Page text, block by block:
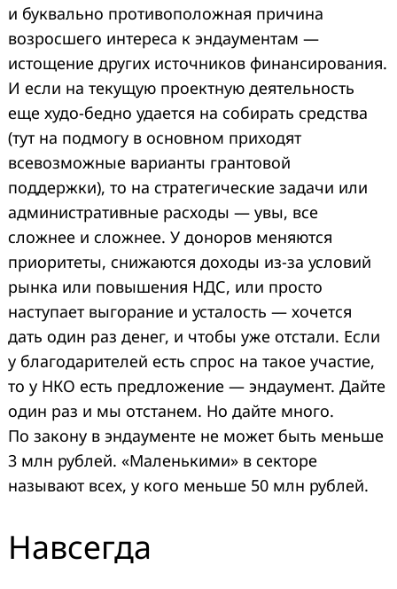
и буквально противоположная причина
возросшего интереса к эндаументам —
истощение других источников финансирования.
И если на текущую проектную деятельность
еще худо-бедно удается на собирать средства
(тут на подмогу в основном приходят
всевозможные варианты грантовой
поддержки), то на стратегические задачи или
административные расходы — увы, все
сложнее и сложнее. У доноров меняются
приоритеты, снижаются доходы из-за условий
рынка или повышения НДС, или просто
наступает выгорание и усталость — хочется
дать один раз денег, и чтобы уже отстали. Если
у благодарителей есть спрос на такое участие,
то у НКО есть предложение — эндаумент. Дайте
один раз и мы отстанем. Но дайте много.
По закону в эндаументе не может быть меньше
3 млн рублей. «Маленькими» в секторе
называют всех, у кого меньше 50 млн рублей.
Навсегда